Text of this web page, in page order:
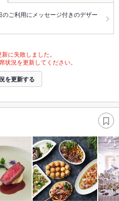
のご利用にメッセージ付きのデザー
に失敗しました。
状況を更新してください。
を更新する